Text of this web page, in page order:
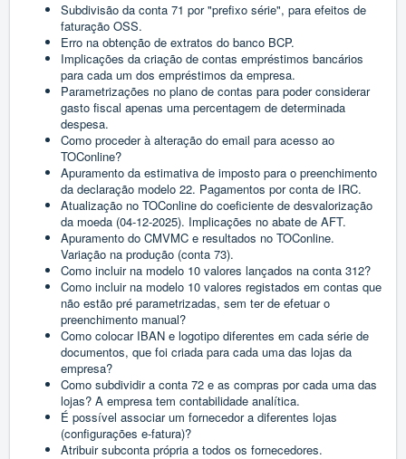
Subdivisão da conta 71 por "prefixo série", para efeitos de
faturação OSS.
Erro na obtenção de extratos do banco BCP.
Implicações da criação de contas empréstimos bancários
para cada um dos empréstimos da empresa.
Parametrizações no plano de contas para poder considerar
gasto fiscal apenas uma percentagem de determinada
despesa.
Como proceder à alteração do email para acesso ao
TOConline?
Apuramento da estimativa de imposto para o preenchimento
da declaração modelo 22. Pagamentos por conta de IRC.
Atualização no TOConline do coeficiente de desvalorização
da moeda (04-12-2025). Implicações no abate de AFT.
Apuramento do CMVMC e resultados no TOConline.
Variação na produção (conta 73).
Como incluir na modelo 10 valores lançados na conta 312?
Como incluir na modelo 10 valores registados em contas que
não estão pré parametrizadas, sem ter de efetuar o
preenchimento manual?
Como colocar IBAN e logotipo diferentes em cada série de
documentos, que foi criada para cada uma das lojas da
empresa?
Como subdividir a conta 72 e as compras por cada uma das
lojas? A empresa tem contabilidade analítica.
É possível associar um fornecedor a diferentes lojas
(configurações e-fatura)?
Atribuir subconta própria a todos os fornecedores.